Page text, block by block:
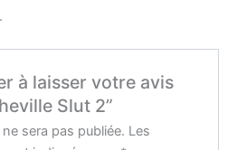
à laisser votre avis
Slut 2”
sera pas publiée. Les